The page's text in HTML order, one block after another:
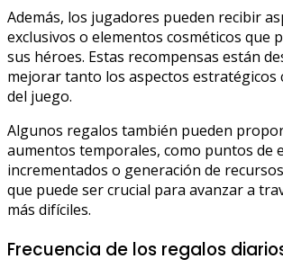
Además, los jugadores pueden recibir
exclusivos o elementos cosméticos que
sus héroes. Estas recompensas están
mejorar tanto los aspectos estratégicos
del juego.
Algunos regalos también pueden
aumentos temporales, como puntos de
incrementados o generación de
que puede ser crucial para avanzar a
más difíciles.
Frecuencia de los regalos